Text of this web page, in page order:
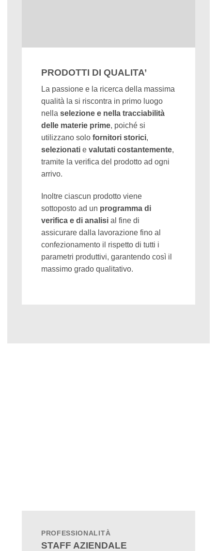
PRODOTTI DI QUALITA’
La passione e la ricerca della massima
qualità la si riscontra in primo luogo
nella selezione e nella tracciabilità
delle materie prime, poiché si
utilizzano solo fornitori storici,
selezionati e valutati costantemente,
tramite la verifica del prodotto ad ogni
arrivo.
Inoltre ciascun prodotto viene
sottoposto ad un programma di
verifica e di analisi al fine di
assicurare dalla lavorazione fino al
confezionamento il rispetto di tutti i
parametri produttivi, garantendo così il
massimo grado qualitativo.
PROFESSIONALITÀ
STAFF AZIENDALE